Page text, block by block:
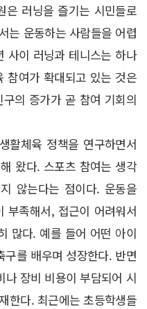
은 러닝을 즐기는 시민들로
는 운동하는 사람들을 어렵
사이 러닝과 테니스는 하나
참여가 확대되고 있는 것은
의 증가가 곧 참여 기회의
활체육 정책을 연구하면서
왔다. 스포츠 참여는 생각
않는다는 점이다. 운동을
부족해서, 접근이 어려워서
많다. 예를 들어 어떤 아이
를 배우며 성장한다. 반면
나 장비 비용이 부담되어 시
한다. 최근에는 초등학생들